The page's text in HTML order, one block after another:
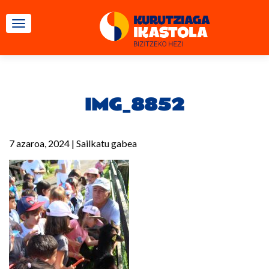
TOGGLE NAVIGATION
IMG_8852
7 azaroa, 2024 | Sailkatu gabea